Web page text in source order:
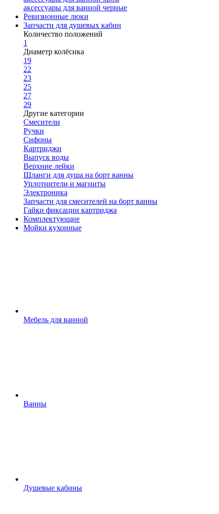
аксессуары для ванной черные
Ревизионные люки
Запчасти для душевых кабин
Количество положений
1
Диаметр колёсика
19
22
23
25
27
29
Другие категории
Смесители
Ручки
Сифоны
Картриджи
Выпуск воды
Верхние лейки
Шланги для душа на борт ванны
Уплотнители и магниты
Электроника
Запчасти для смесителей на борт ванны
Гайки фиксации картриджа
Комплектующие
Мойки кухонные
Мебель для ванной
Ванны
Душевые кабины